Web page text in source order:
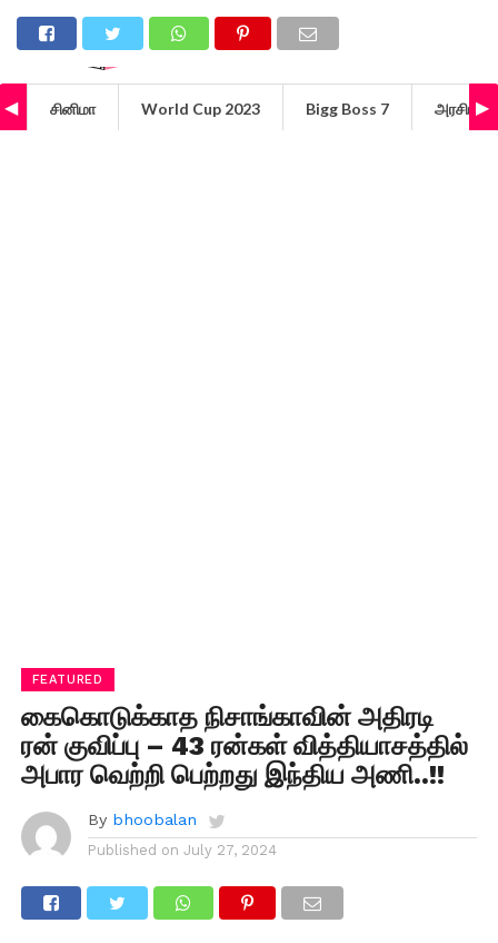
சினிமா World Cup 2023 Bigg Boss 7 அரசியல்
FEATURED
கைகொடுக்காத நிசாங்காவின் அதிரடி
ரன் குவிப்பு – 43 ரன்கள் வித்தியாசத்தில்
அபார வெற்றி பெற்றது இந்திய அணி..!!
By bhoobalan
Published on July 27, 2024